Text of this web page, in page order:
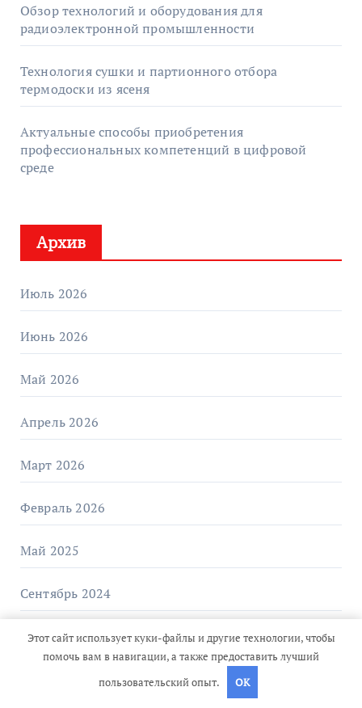
Обзор технологий и оборудования для
радиоэлектронной промышленности
Технология сушки и партионного отбора
термодоски из ясеня
Актуальные способы приобретения
профессиональных компетенций в цифровой
среде
Архив
Июль 2026
Июнь 2026
Май 2026
Апрель 2026
Март 2026
Февраль 2026
Май 2025
Сентябрь 2024
Август 2024
Этот сайт использует куки-файлы и другие технологии, чтобы
помочь вам в навигации, а также предоставить лучший
пользовательский опыт.
OK